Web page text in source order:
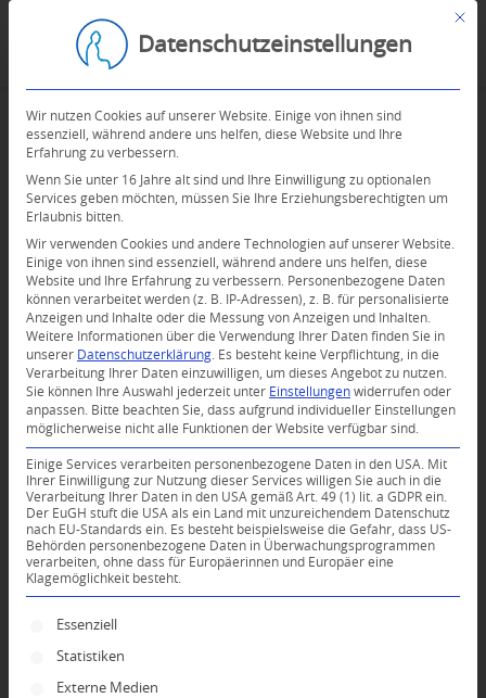
0
KOMMENTARE
Dein Kommentar
An Diskussion beteiligen?
Hinterlassen Sie uns Ihren Kommentar!
Name*
E-Mail-Adresse*
Mit
Datenschutzeinstellungen
Wir nutzen Cookies auf unserer Website. Einige von ihnen sind
essenziell, während andere uns helfen, diese Website und Ihre
Erfahrung zu verbessern.
Wenn Sie unter 16 Jahre alt sind und Ihre Einwilligung zu optionalen
Services geben möchten, müssen Sie Ihre Erziehungsberechtigten um
Erlaubnis bitten.
Wir verwenden Cookies und andere Technologien auf unserer Website.
Einige von ihnen sind essenziell, während andere uns helfen, diese
Website und Ihre Erfahrung zu verbessern.
Personenbezogene Daten
können verarbeitet werden (z. B. IP-Adressen), z. B. für personalisierte
Anzeigen und Inhalte oder die Messung von Anzeigen und Inhalten.
Weitere Informationen über die Verwendung Ihrer Daten finden Sie in
unserer Datenschutzerklärung
Es besteht keine Verpflichtung, in die
Verarbeitung Ihrer Daten einzuwilligen, um dieses Angebot zu nutzen.
Sie können Ihre Auswahl jederzeit unter Einstellungen widerrufen oder
anpassen.
Bitte beachten Sie, dass aufgrund individueller Einstellungen
möglicherweise nicht alle Funktionen der Website verfügbar sind.
Einige Services verarbeiten personenbezogene Daten in den USA. Mit
Ihrer Einwilligung zur Nutzung dieser Services willigen Sie auch in die
Verarbeitung Ihrer Daten in den USA gemäß Art. 49 (1) lit. a GDPR ein.
Der EuGH stuft die USA als ein Land mit unzureichendem Datenschutz
nach EU-Standards ein. Es besteht beispielsweise die Gefahr, dass US-
Behörden personenbezogene Daten in Überwachungsprogrammen
verarbeiten, ohne dass für Europäerinnen und Europäer eine
Klagemöglichkeit besteht.
Es folgt eine Liste der Service-Gruppen, für die
Essenziell
Statistiken
Externe Medien